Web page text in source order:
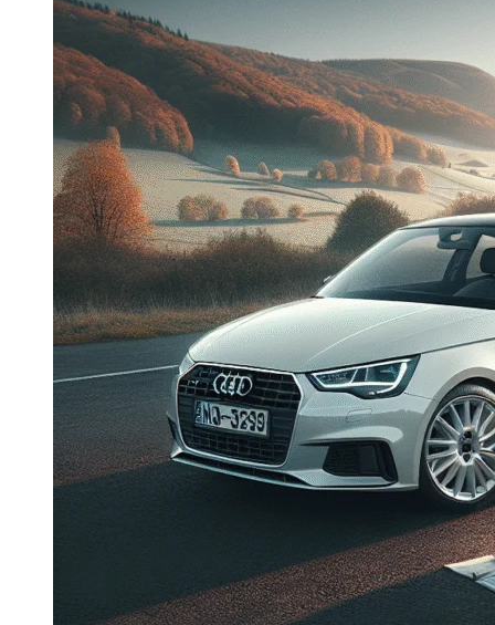
Navigatie BMW X3 E83
Navigatie BMW X3 f25
Dacia Logan
Navigație Dacia Logan 1 (2004–2012)
Navigație Dacia Logan 2 (2012–2020)
Navigație Dacia Logan 3 (2020–Prezent)
Dacia Duster
Navigatie Duster 2011
Navigatie Duster 2019
Audi
Navigatie Audi A3 8p
Navigatie Audi A4
Navigatie Audi A4 B6
Navigatie Audi A4 B7
Navigatie Audi A4 B8
Navigatie Audi A5
Navigatie Audi A6 C5
Navigatie Audi A6 C6
Navigatie Audi A6 C7
Navigatie Audi Q5
Ford
Navigație Ford Fiesta
Navigație Ford Focus 1
Navigație Ford Focus 2
Navigație Ford Focus MK3
Navigație Ford Transit
Navigație Mercedes C Class W203
Navigație Mercedes C Class W204